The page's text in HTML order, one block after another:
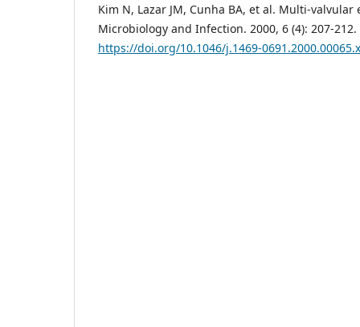
Kim N, Lazar JM, Cunha BA, et al. Multi-
Microbiology and Infection. 2000, 6 (4): 207-212.
https://doi.org/10.1046/j.1469-0691.2000.00065.x